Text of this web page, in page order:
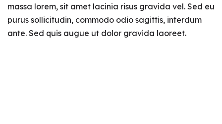
massa lorem, sit amet lacinia risus gravida vel. Sed eu
purus sollicitudin, commodo odio sagittis, interdum
ante. Sed quis augue ut dolor gravida laoreet.